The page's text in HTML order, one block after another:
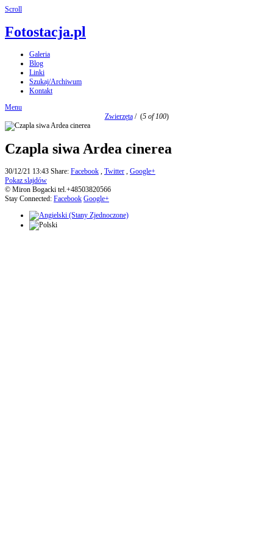
Scroll
Fotostacja.pl
Galeria
Blog
Linki
Szukaj/Archiwum
Kontakt
Menu
Zwierzęta/ (5 of 100)
Czapla siwa Ardea cinerea
30/12/21 13:43 Share: Facebook , Twitter , Google+
Pokaz slajdów
© Miron Bogacki tel.+48503820566
Stay Connected: Facebook Google+